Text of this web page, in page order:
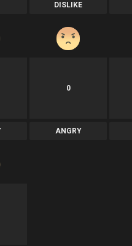
DISLIKE
0
ANGRY